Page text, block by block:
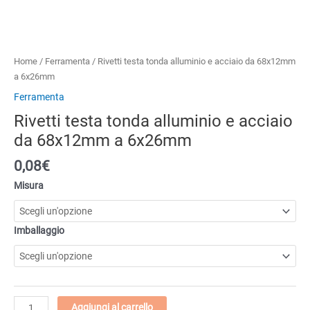
Home / Ferramenta / Rivetti testa tonda alluminio e acciaio da 68x12mm
a 6x26mm
Ferramenta
Rivetti testa tonda alluminio e acciaio
da 68x12mm a 6x26mm
0,08€
Misura
Imballaggio
Rivetti
Aggiungi al carrello